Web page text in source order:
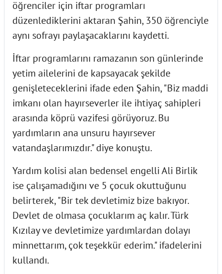
öğrenciler için iftar programları
düzenlediklerini aktaran Şahin, 350 öğrenciyle
aynı sofrayı paylaşacaklarını kaydetti.
İftar programlarını ramazanın son günlerinde
yetim ailelerini de kapsayacak şekilde
genişleteceklerini ifade eden Şahin, "Biz maddi
imkanı olan hayırseverler ile ihtiyaç sahipleri
arasında köprü vazifesi görüyoruz. Bu
yardımların ana unsuru hayırsever
vatandaşlarımızdır." diye konuştu.
Yardım kolisi alan bedensel engelli Ali Birlik
ise çalışamadığını ve 5 çocuk okuttuğunu
belirterek, "Bir tek devletimiz bize bakıyor.
Devlet de olmasa çocuklarım aç kalır. Türk
Kızılay ve devletimize yardımlardan dolayı
minnettarım, çok teşekkür ederim." ifadelerini
kullandı.